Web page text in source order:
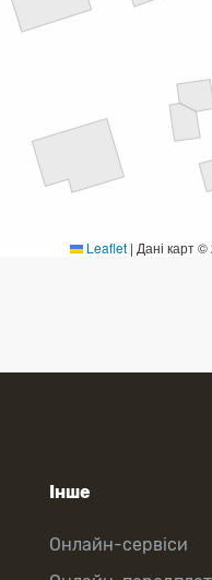
Leaflet | Дані карт
Інше
Онлайн-сервіси